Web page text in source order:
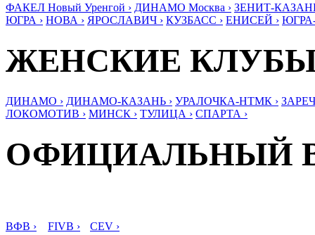
ФАКЕЛ Новый Уренгой › ДИНАМО Москва › ЗЕНИТ-
ЮГРА › НОВА › ЯРОСЛАВИЧ › КУЗБАСС › ЕНИСЕЙ ›
ЖЕНСКИЕ
ДИНАМО › ДИНАМО-КАЗАНЬ › УРАЛОЧКА-НТМК ›
ЛОКОМОТИВ › МИНСК › ТУЛИЦА › СПАРТА ›
ОФИЦИАЛЬНЫЙ
ВФВ › FIVB › CEV ›